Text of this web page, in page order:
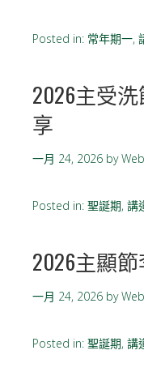
Posted in: 常年期一,
2026主受
享
一月 24, 2026 by
Posted in: 聖誕期, 講
2026主顯
一月 24, 2026 by
Posted in: 聖誕期, 講